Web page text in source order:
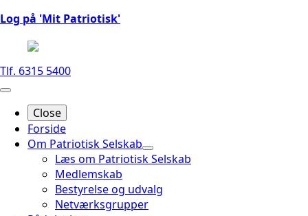
Log på 'Mit Patriotisk'
Tlf. 6315 5400
Close
Forside
Om Patriotisk Selskab
Læs om Patriotisk Selskab
Medlemskab
Bestyrelse og udvalg
Netværksgrupper